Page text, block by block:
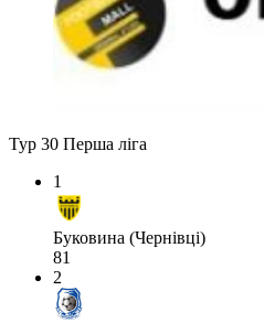
Тур 30 Перша ліга
1
Буковина (Чернівці)
81
2